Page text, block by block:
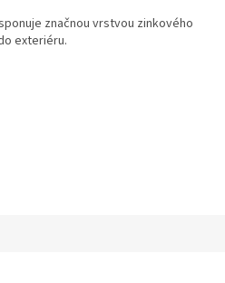
značnou vrstvou zinkového
exteriéru.